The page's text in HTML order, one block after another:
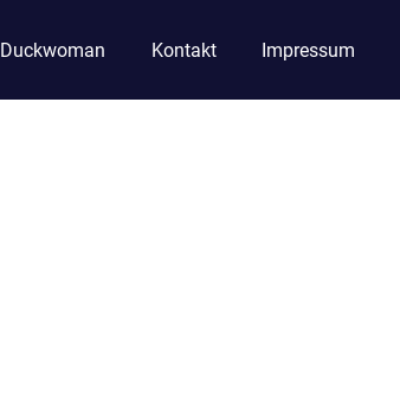
Duckwoman Kontakt Impressum